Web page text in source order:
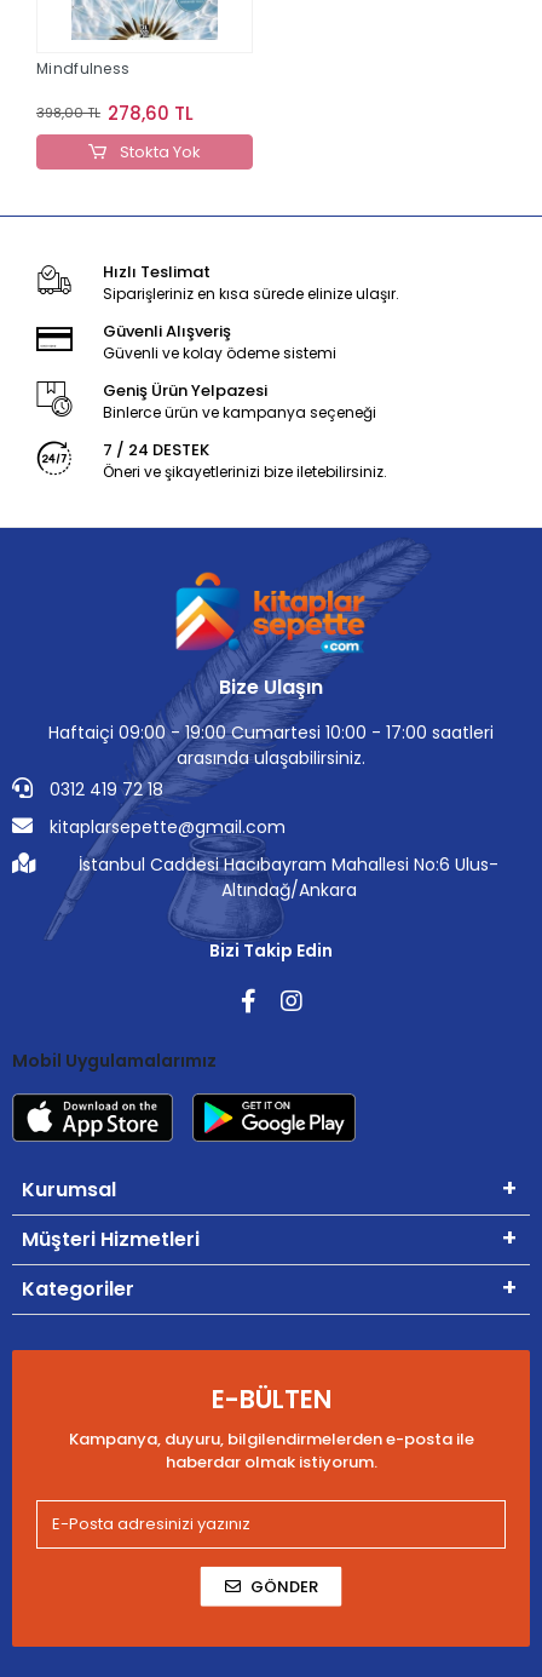
Mindfulness
398,00 TL 278,60 TL
Stokta Yok
Hızlı Teslimat
Siparişleriniz en kısa sürede elinize ulaşır.
Güvenli Alışveriş
Güvenli ve kolay ödeme sistemi
Geniş Ürün Yelpazesi
Binlerce ürün ve kampanya seçeneği
7 / 24 DESTEK
Öneri ve şikayetlerinizi bize iletebilirsiniz.
Bize Ulaşın
Haftaiçi 09:00 - 19:00 Cumartesi 10:00 - 17:00 saatleri
arasında ulaşabilirsiniz.
0312 419 72 18
kitaplarsepette@gmail.com
İstanbul Caddesi Hacıbayram Mahallesi No:6 Ulus-
Altındağ/Ankara
Bizi Takip Edin
Mobil Uygulamalarımız
Kurumsal
Müşteri Hizmetleri
Kategoriler
E-BÜLTEN
Kampanya, duyuru, bilgilendirmelerden e-posta ile
haberdar olmak istiyorum.
GÖNDER